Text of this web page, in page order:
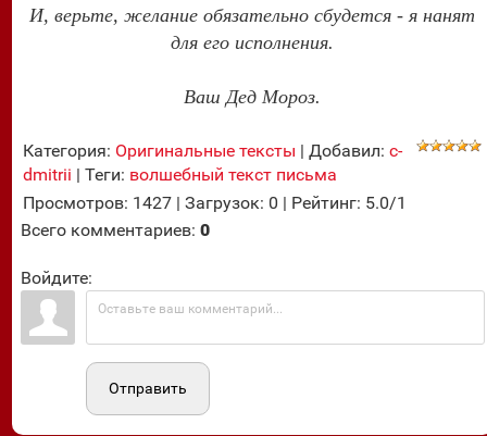
И, верьте, желание обязательно сбудется - я нанят
для его исполнения.
Ваш Дед Мороз.
Категория: Оригинальные тексты |Добавил: c-
dmitrii |Теги: волшебный текст письма
Просмотров: 1427 |Загрузок: 0 | Рейтинг: 5.0/1
Всего комментариев:0
Войдите:
Отправить